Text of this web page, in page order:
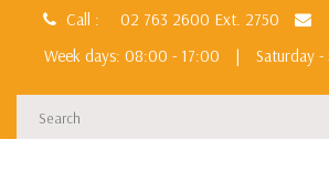
Call : 02 763 2600 Ext. 2750
Week days: 08:00 - 17:00
| Saturday -